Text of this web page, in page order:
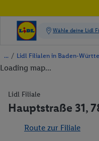
/ Lidl Filialen in Baden-
Loading map...
Lidl Filiale
Hauptstraße 31,
Route zur Filiale